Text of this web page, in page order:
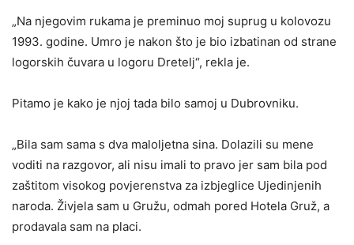
„Na njegovim rukama je preminuo moj suprug u kolovozu
1993. godine. Umro je nakon što je bio izbatinan od strane
logorskih čuvara u logoru Dretelj“, rekla je.
Pitamo je kako je njoj tada bilo samoj u Dubrovniku.
„Bila sam sama s dva maloljetna sina. Dolazili su mene
voditi na razgovor, ali nisu imali to pravo jer sam bila pod
zaštitom visokog povjerenstva za izbjeglice Ujedinjenih
naroda. Živjela sam u Gružu, odmah pored Hotela Gruž, a
prodavala sam na placi.